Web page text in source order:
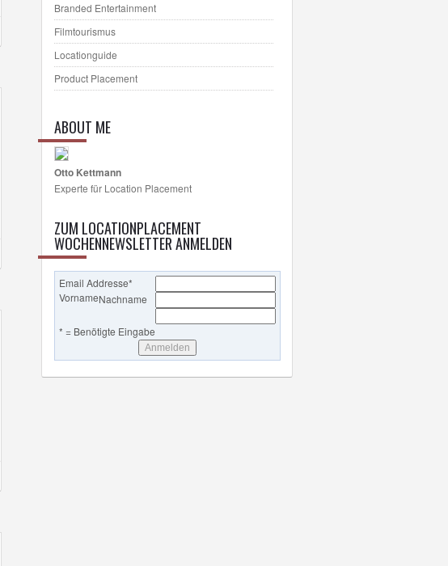
Branded Entertainment
Filmtourismus
Locationguide
Product Placement
ABOUT ME
Otto Kettmann
Experte für Location Placement
ZUM LOCATIONPLACEMENT
WOCHENNEWSLETTER ANMELDEN
Email Addresse*
VornameNachname
* = Benötigte Eingabe